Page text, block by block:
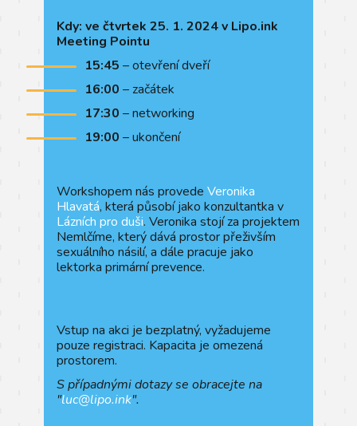
Kdy: ve čtvrtek 25. 1. 2024 v Lipo.ink
Meeting Pointu
15:45 – otevření dveří
16:00 – začátek
17:30 – networking
19:00 – ukončení
Workshopem nás provede Veronika
Hlavatá, která působí jako konzultantka v
Lázních pro duši. Veronika stojí za projektem
Nemlčíme, který dává prostor přeživším
sexuálního násilí, a dále pracuje jako
lektorka primární prevence.
Vstup na akci je bezplatný, vyžadujeme
pouze registraci. Kapacita je omezená
prostorem.
S případnými dotazy se obracejte na
"luc@lipo.ink".